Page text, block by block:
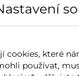
cookies, které
používat,